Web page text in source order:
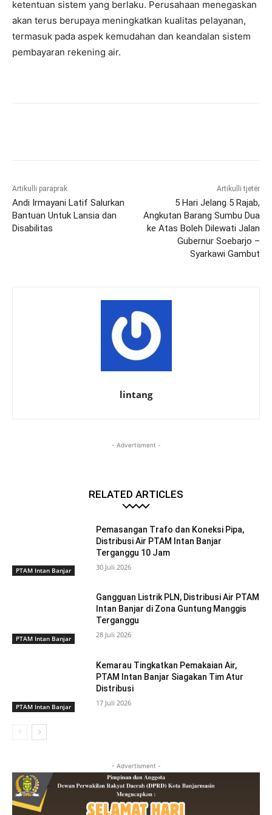
ketentuan sistem yang berlaku. Perusahaan menegaskan
akan terus berupaya meningkatkan kualitas pelayanan,
termasuk pada aspek kemudahan dan keandalan sistem
pembayaran rekening air.
Artikulli paraprak
Andi Irmayani Latif Salurkan
Bantuan Untuk Lansia dan
Disabilitas
Artikulli tjetër
5 Hari Jelang 5 Rajab,
Angkutan Barang Sumbu Dua
ke Atas Boleh Dilewati Jalan
Gubernur Soebarjo –
Syarkawi Gambut
lintang
- Advertisment -
RELATED ARTICLES
PTAM Intan Banjar
Pemasangan Trafo dan Koneksi Pipa,
Distribusi Air PTAM Intan Banjar
Terganggu 10 Jam
30 Juli 2026
PTAM Intan Banjar
Gangguan Listrik PLN, Distribusi Air PTAM
Intan Banjar di Zona Guntung Manggis
Terganggu
28 Juli 2026
PTAM Intan Banjar
Kemarau Tingkatkan Pemakaian Air,
PTAM Intan Banjar Siagakan Tim Atur
Distribusi
17 Juli 2026
- Advertisment -